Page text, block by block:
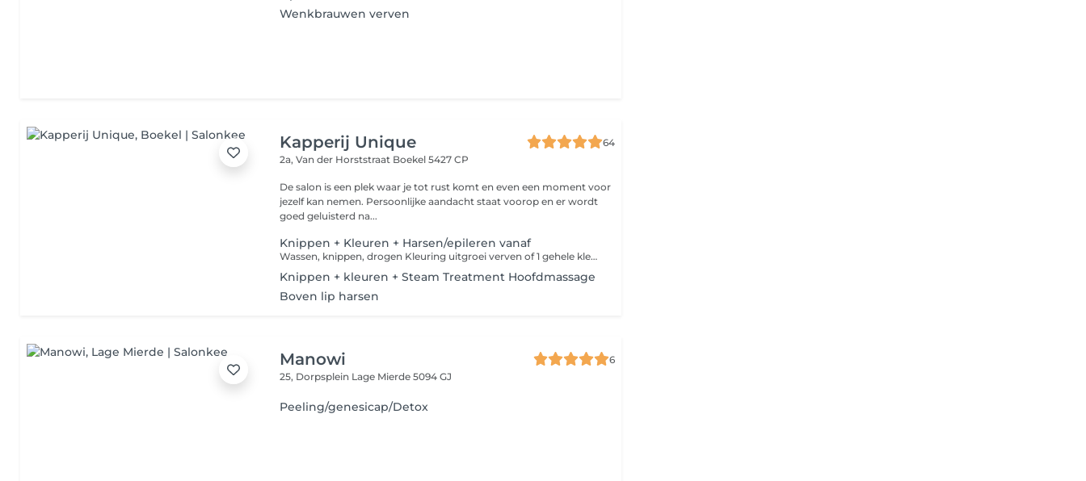
Wenkbrauwen verven
Kapperij Unique
64
2a, Van der Horststraat Boekel 5427 CP
De salon is een plek waar je tot rust komt en even een moment voor
jezelf kan nemen. Persoonlijke aandacht staat voorop en er wordt
goed geluisterd na...
Knippen + Kleuren + Harsen/epileren vanaf
Wassen, knippen, drogen Kleuring uitgroei verven of 1 gehele kleuring Wenkbrauwen harsen
Knippen + kleuren + Steam Treatment Hoofdmassage
Boven lip harsen
Manowi
6
25, Dorpsplein Lage Mierde 5094 GJ
Peeling/genesicap/Detox